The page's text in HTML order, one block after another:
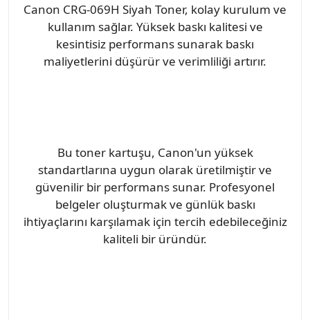
Canon CRG-069H Siyah Toner, kolay kurulum ve
kullanım sağlar. Yüksek baskı kalitesi ve
kesintisiz performans sunarak baskı
maliyetlerini düşürür ve verimliliği artırır.
Bu toner kartuşu, Canon'un yüksek
standartlarına uygun olarak üretilmiştir ve
güvenilir bir performans sunar. Profesyonel
belgeler oluşturmak ve günlük baskı
ihtiyaçlarını karşılamak için tercih edebileceğiniz
kaliteli bir üründür.